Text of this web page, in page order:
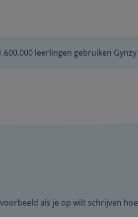
leerlingen gebruiken Gynzy
als je op wilt schrijven hoe